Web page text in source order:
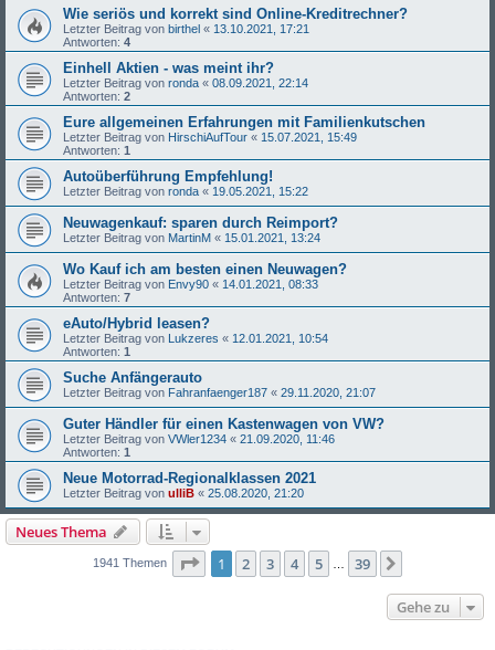
Wie seriös und korrekt sind Online-Kreditrechner?
Letzter Beitrag von birthel « 13.10.2021, 17:21
Antworten: 4
Einhell Aktien - was meint ihr?
Letzter Beitrag von ronda « 08.09.2021, 22:14
Antworten: 2
Eure allgemeinen Erfahrungen mit Familienkutschen
Letzter Beitrag von HirschiAufTour « 15.07.2021, 15:49
Antworten: 1
Autoüberführung Empfehlung!
Letzter Beitrag von ronda « 19.05.2021, 15:22
Neuwagenkauf: sparen durch Reimport?
Letzter Beitrag von MartinM « 15.01.2021, 13:24
Wo Kauf ich am besten einen Neuwagen?
Letzter Beitrag von Envy90 « 14.01.2021, 08:33
Antworten: 7
eAuto/Hybrid leasen?
Letzter Beitrag von Lukzeres « 12.01.2021, 10:54
Antworten: 1
Suche Anfängerauto
Letzter Beitrag von Fahranfaenger187 « 29.11.2020, 21:07
Guter Händler für einen Kastenwagen von VW?
Letzter Beitrag von VWler1234 « 21.09.2020, 11:46
Antworten: 1
Neue Motorrad-Regionalklassen 2021
Letzter Beitrag von ulliB « 25.08.2020, 21:20
Neues Thema
1941 Themen Seite 1von 39
1 2 3 4 5 39
Gehe zu